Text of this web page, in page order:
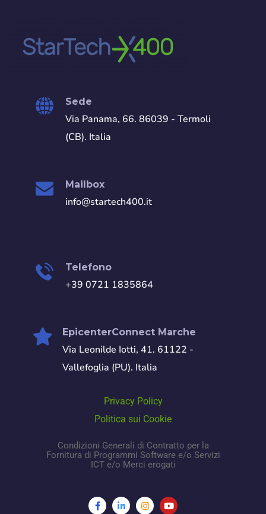
Sede
Via Panama, 66. 86039 - Termoli
(CB). Italia
Mailbox
info@startech400.it
Telefono
+39 0721 1835864
EpicenterConnect Marche
Via Leonilde Iotti, 41. 61122 -
Vallefoglia (PU). Italia
Privacy Policy
Politica sui Cookie
Condizioni Generali di Contratto per la
Fornitura di Programmi Software e/o Servizi
ICT e/o Merci erogati